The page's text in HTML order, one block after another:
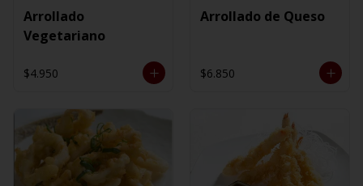
Arrollado
Vegetariano
$4.950
Arrollado de Queso
$6.850